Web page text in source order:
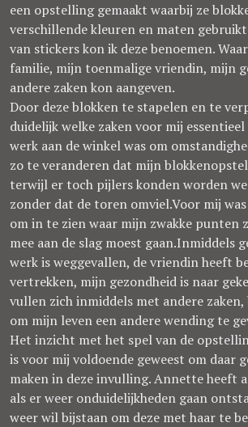
een opstelling gemaakt waarbij ze
verschillende kleuren en maten
van stickers kon ik deze benoemen.
familie, mijn toenmalige vriendin, mijn
andere zaken kon aangeven.
Door deze blokken te stapelen en te
duidelijk welke zaken voor mij
werk aan de winkel was om
zo te veranderen dat mijn
terwijl er toch pijlers konden worden
zonder dat de toren omviel.Voor mij
om in te zien waar mijn zwakke punten
mee aan de slag moest gaan.Inmiddels
werk is weggevallen, de vriendin heeft
vertrekken, mijn gezondheid is naar
vullen zich inmiddels met andere
om mijn leven een andere wending te
Het inzicht met het spel van de
is voor mij voldoende geweest om daar
maken in deze invulling. Annette heeft
als er weer onduidelijkheden gaan
weer wil bijstaan om deze met haar te